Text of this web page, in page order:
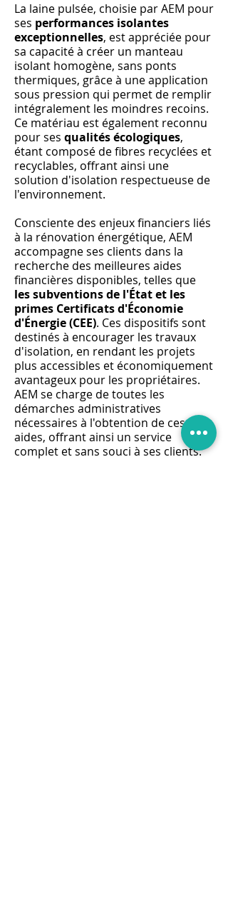
La laine pulsée, choisie par AEM pour
ses performances isolantes
exceptionnelles, est appréciée pour
sa capacité à créer un manteau
isolant homogène, sans ponts
thermiques, grâce à une application
sous pression qui permet de remplir
intégralement les moindres recoins.
Ce matériau est également reconnu
pour ses qualités écologiques,
étant composé de fibres recyclées et
recyclables, offrant ainsi une
solution d'isolation respectueuse de
l'environnement.
Consciente des enjeux financiers liés
à la rénovation énergétique, AEM
accompagne ses clients dans la
recherche des meilleures aides
financières disponibles, telles que
les subventions de l'État et les
primes Certificats d'Économie
d'Énergie (CEE). Ces dispositifs sont
destinés à encourager les travaux
d'isolation, en rendant les projets
plus accessibles et économiquement
avantageux pour les propriétaires.
AEM se charge de toutes les
démarches administratives
nécessaires à l'obtention de ces
aides, offrant ainsi un service
complet et sans souci à ses clients.